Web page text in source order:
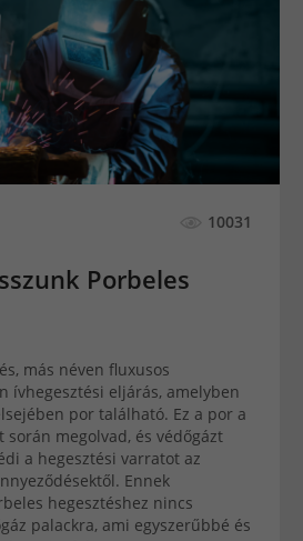
10031
Porbeles
más néven fluxusos
ívhegesztési eljárás, amelyben
por található. Ez a por a
során megolvad, és védőgázt
a hegesztési varratot az
Ennek
hegesztéshez nincs
palackra, ami egyszerűbbé és